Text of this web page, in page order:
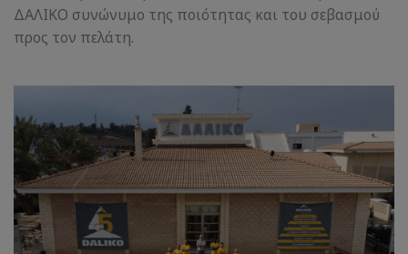
ΔΑΛΙΚΟ συνώνυμο της ποιότητας και του σεβασμού
προς τον πελάτη.